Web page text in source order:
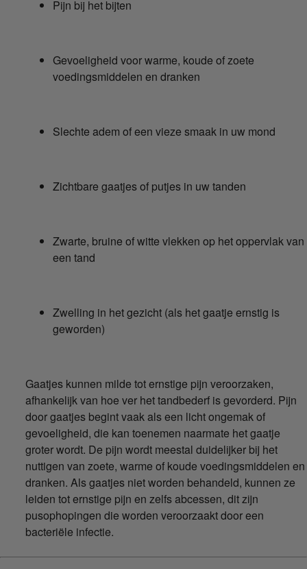
Pijn bij het bijten
Gevoeligheid voor warme, koude of zoete
voedingsmiddelen en dranken
Slechte adem of een vieze smaak in uw mond
Zichtbare gaatjes of putjes in uw tanden
Zwarte, bruine of witte vlekken op het oppervlak van
een tand
Zwelling in het gezicht (als het gaatje ernstig is
geworden)
Gaatjes kunnen milde tot ernstige pijn veroorzaken,
afhankelijk van hoe ver het tandbederf is gevorderd. Pijn
door gaatjes begint vaak als een licht ongemak of
gevoeligheid, die kan toenemen naarmate het gaatje
groter wordt. De pijn wordt meestal duidelijker bij het
nuttigen van zoete, warme of koude voedingsmiddelen en
dranken. Als gaatjes niet worden behandeld, kunnen ze
leiden tot ernstige pijn en zelfs abcessen, dit zijn
pusophopingen die worden veroorzaakt door een
bacteriële infectie.